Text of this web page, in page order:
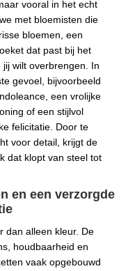
vooral in het echt
met bloemisten die
bloemen, een
dat past bij het
wilt overbrengen. In
gevoel, bijvoorbeeld
een vrolijke
of een stijlvol
felicitatie. Door te
voor detail, krijgt de
dat klopt van steel tot
en een verzorgde
dan alleen kleur. De
houdbaarheid en
vaak opgebouwd